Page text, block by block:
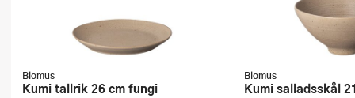
Blomus
Kumi tallrik 26 cm fungi
Blomus
Kumi salladsskål